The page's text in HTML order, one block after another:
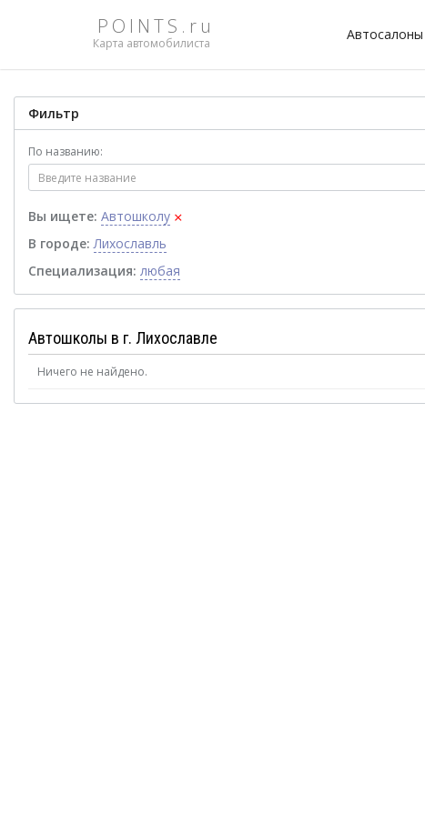
POINTS.ru
Карта автомобилиста
Автосалоны
Фильтр
По названию:
Вы ищете: Автошколу ×
В городе: Лихославль
Специализация: любая
Автошколы в г. Лихославле
Ничего не найдено.